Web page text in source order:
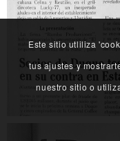
Este sitio utliliza
tus ajustes y
nuestro sitio o